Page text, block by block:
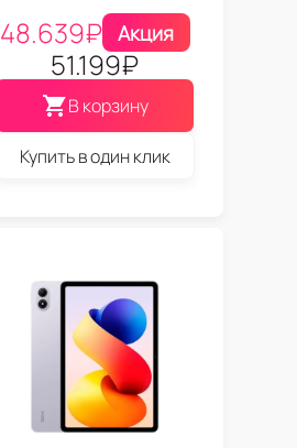
48.639₽ Акция
51.199₽
В корзину
Купить в один клик